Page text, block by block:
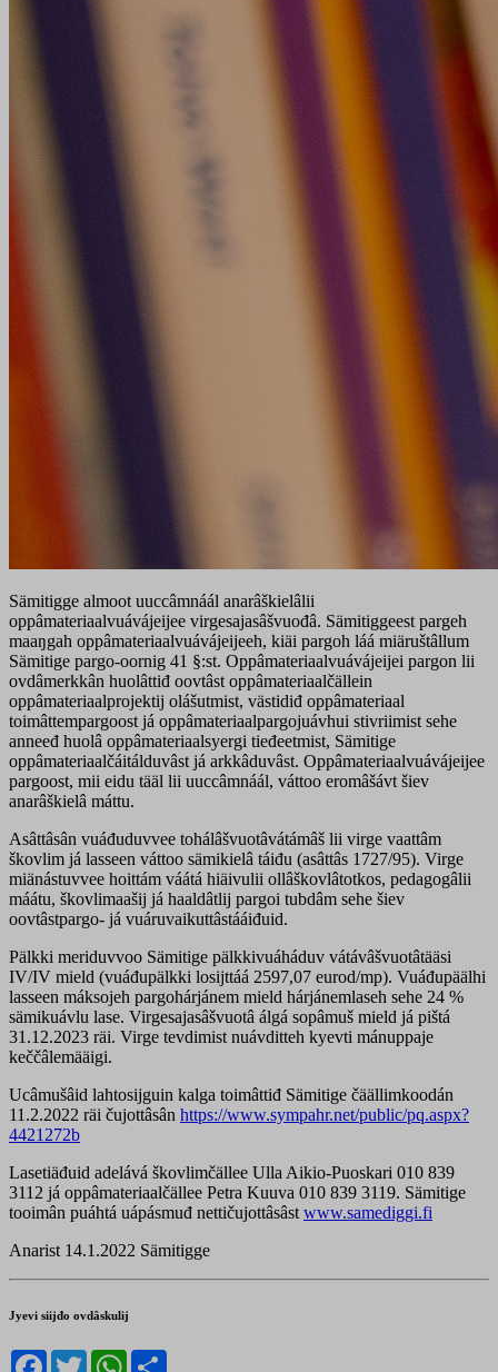
Sämitigge almoot uuccâmnáál anarâškielâlii
oppâmateriaalvuávájeijee virgesajasâšvuođâ. Sämitiggeest pargeh
maaŋgah oppâmateriaalvuávájeijeeh, kiäi pargoh láá miäruštâllum
Sämitige pargo-oornig 41 §:st. Oppâmateriaalvuávájeijei pargon lii
ovdâmerkkân huolâttiđ oovtâst oppâmateriaalčällein
oppâmateriaalprojektij olášutmist, västidiđ oppâmateriaal
toimâttempargoost já oppâmateriaalpargojuávhui stivriimist sehe
anneeđ huolâ oppâmateriaalsyergi tieđeetmist, Sämitige
oppâmateriaalčáitálduvâst já arkkâduvâst. Oppâmateriaalvuávájeijee
pargoost, mii eidu tääl lii uuccâmnáál, váttoo eromâšávt šiev
anarâškielâ máttu.
Asâttâsân vuáđuduvvee tohálâšvuotâvátámâš lii virge vaattâm
škovlim já lasseen váttoo sämikielâ táiđu (asâttâs 1727/95). Virge
miänástuvvee hoittám váátá hiäivulii ollâškovlâtotkos, pedagogâlii
máátu, škovlimaašij já haaldâtlij pargoi tubdâm sehe šiev
oovtâstpargo- já vuáruvaikuttâstááiđuid.
Pälkki meriduvvoo Sämitige pälkkivuáháduv vátávâšvuotâtääsi
IV/IV mield (vuáđupälkki losijttáá 2597,07 eurod/mp). Vuáđupäälhi
lasseen máksojeh pargohárjánem mield hárjánemlaseh sehe 24 %
sämikuávlu lase. Virgesajasâšvuotâ álgá sopâmuš mield já pištá
31.12.2023 räi. Virge tevdimist nuávditteh kyevti mánuppaje
keččâlemääigi.
Ucâmušâid lahtosijguin kalga toimâttiđ Sämitige čäällimkoodán
11.2.2022 räi čujottâsân https://www.sympahr.net/public/pq.aspx?
4421272b
Lasetiäđuid adelává škovlimčällee Ulla Aikio-Puoskari 010 839
3112 já oppâmateriaalčällee Petra Kuuva 010 839 3119. Sämitige
tooimân puáhtá uápásmuđ nettičujottâsâst www.samediggi.fi
Anarist 14.1.2022 Sämitigge
Jyevi siijđo ovdâskulij
Facebook
TwitterWhatsApp